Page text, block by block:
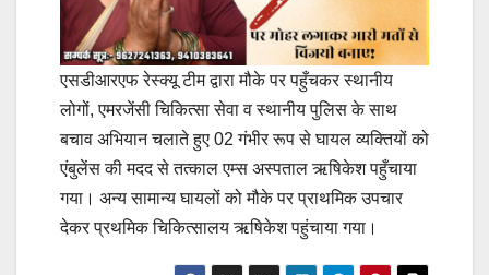
एसडीआरएफ रेस्क्यू टीम द्वारा मौके पर पहुँचकर स्थानीय
लोगों, एमरजेंसी चिकित्सा सेवा व स्थानीय पुलिस के साथ
बचाव अभियान चलाते हुए 02 गंभीर रूप से घायल व्यक्तियों को
एंबुलेंस की मदद से तत्काल एम्स अस्पताल ऋषिकेश पहुँचाया
गया। अन्य सामान्य घायलों को मौके पर प्राथमिक उपचार
देकर प्रथमिक चिकित्सालय ऋषिकेश पहुंचाया गया।